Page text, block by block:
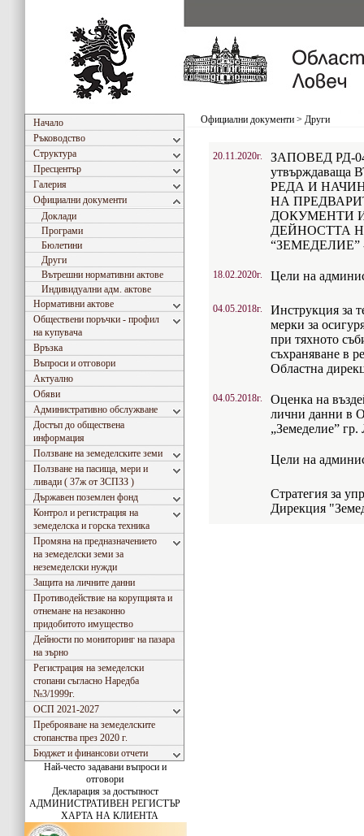
Начало
Ръководство
Структура
Пресцентър
Галерия
Официални документи
Доклади
Програми
Бюлетини
Други
Вътрешни нормативни актове
Индивидуални адм. актове
Нормативни актове
Обществени поръчки - профил
на купувача
Връзка
Въпроси и отговори
Актуално
Обяви
Административно обслужване
Достъп до обществена
информация
Ползване на земеделските земи
Ползване на пасища, мери и
ливади ( 37ж от ЗСПЗЗ )
Държавен поземлен фонд
Контрол и регистрация на
земеделска и горска техника
Промяна на предназначението
на земеделски земи за
неземеделски нужди
Защита на личните данни
Противодействие на корупцията и
отнемане на незаконно
придобитото имущество
Дейности по мониторинг на пазара
на зърно
Регистрация на земеделски
стопани съгласно Наредба
№3/1999г.
ОСП 2021-2027
Преброяване на земеделските
стопанства през 2020 г.
Бюджет и финансови отчети
Най-често задавани въпроси и
отговори
Декларация за достъпност
АДМИНИСТРАТИВЕН РЕГИСТЪР
ХАРТА НА КЛИЕНТА
Официални документи > Други
20.11.2020г.
ЗАПОВЕД РД-
РЕДА И
НА
ДОКУМЕНТИ
ДЕЙНОСТТА
“ЗЕМЕДЕЛИЕ”
18.02.2020г. Цели на
04.05.2018г.
Инструкция за
мерки за
при тяхното
съхраняване в
Областна
04.05.2018г.
Оценка на
лични данни в
„Земеделие” гр.
Цели на
Стратегия за
Дирекция